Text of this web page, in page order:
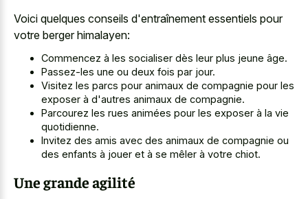
Voici quelques conseils d'entraînement essentiels pour
votre berger himalayen:
Commencez à les socialiser dès leur plus jeune âge.
Passez-les une ou deux fois par jour.
Visitez les parcs pour animaux de compagnie pour les
exposer à d'autres animaux de compagnie.
Parcourez les rues animées pour les exposer à la vie
quotidienne.
Invitez des amis avec des animaux de compagnie ou
des enfants à jouer et à se mêler à votre chiot.
Une grande agilité